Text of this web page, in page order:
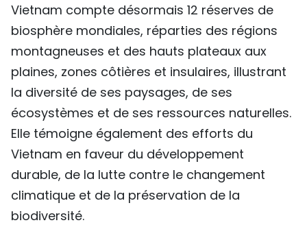
Vietnam compte désormais 12 réserves de
biosphère mondiales, réparties des régions
montagneuses et des hauts plateaux aux
plaines, zones côtières et insulaires, illustrant
la diversité de ses paysages, de ses
écosystèmes et de ses ressources naturelles.
Elle témoigne également des efforts du
Vietnam en faveur du développement
durable, de la lutte contre le changement
climatique et de la préservation de la
biodiversité.